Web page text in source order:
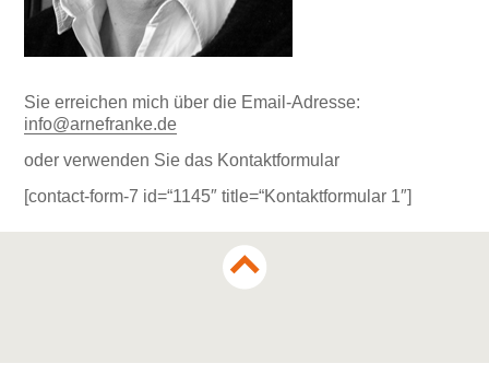
Sie erreichen mich über die Email-Adresse:
info@arnefranke.de
oder verwenden Sie das Kontaktformular
[contact-form-7 id=“1145″ title=“Kontaktformular 1″]